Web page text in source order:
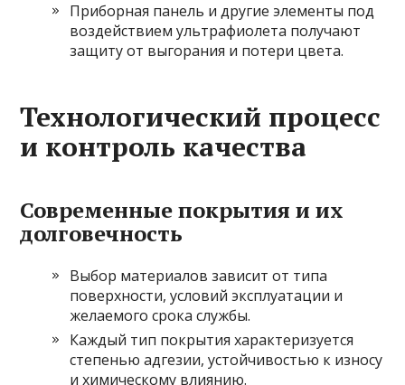
Приборная панель и другие элементы под
воздействием ультрафиолета получают
защиту от выгорания и потери цвета.
Технологический процесс
и контроль качества
Современные покрытия и их
долговечность
Выбор материалов зависит от типа
поверхности, условий эксплуатации и
желаемого срока службы.
Каждый тип покрытия характеризуется
степенью адгезии, устойчивостью к износу
и химическому влиянию.